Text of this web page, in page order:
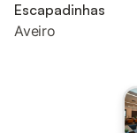
Escapadinhas
Aveiro